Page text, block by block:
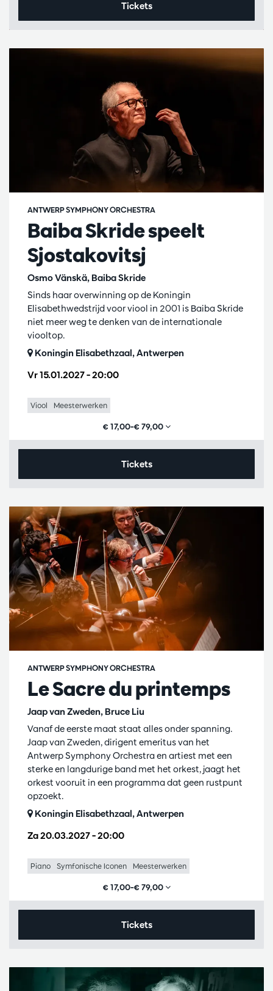
Tickets
Baiba Skride speelt
Sjostakovitsj
Osmo Vänskä, Baiba Skride
ANTWERP SYMPHONY ORCHESTRA
Vr 15.01.2027– 20:00
Sinds haar overwinning op de Koningin
Elisabethwedstrijd voor viool in 2001 is Baiba Skride
niet meer weg te denken van de internationale
viooltop.
Koningin Elisabethzaal, Antwerpen
Viool Meesterwerken
€ 17,00–€ 79,00
Tickets
Le Sacre du printemps
Jaap van Zweden, Bruce Liu
ANTWERP SYMPHONY ORCHESTRA
Za 20.03.2027– 20:00
Vanaf de eerste maat staat alles onder spanning.
Jaap van Zweden, dirigent emeritus van het
Antwerp Symphony Orchestra en artiest met een
sterke en langdurige band met het orkest, jaagt het
orkest vooruit in een programma dat geen rustpunt
opzoekt.
Koningin Elisabethzaal, Antwerpen
Piano Symfonische Iconen Meesterwerken
€ 17,00–€ 79,00
Tickets